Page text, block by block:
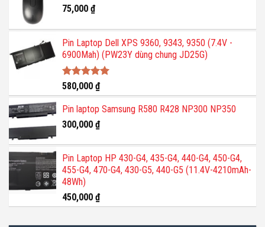
75,000 ₫
Pin Laptop Dell XPS 9360, 9343, 9350 (7.4V -
6900Mah) (PW23Y dùng chung JD25G)
Được xếp
hạng5.00
5 sao
580,000 ₫
Pin laptop Samsung R580 R428 NP300 NP350
300,000 ₫
Pin Laptop HP 430-G4, 435-G4, 440-G4, 450-G4,
455-G4, 470-G4, 430-G5, 440-G5 (11.4V-4210mAh-
48Wh)
450,000 ₫